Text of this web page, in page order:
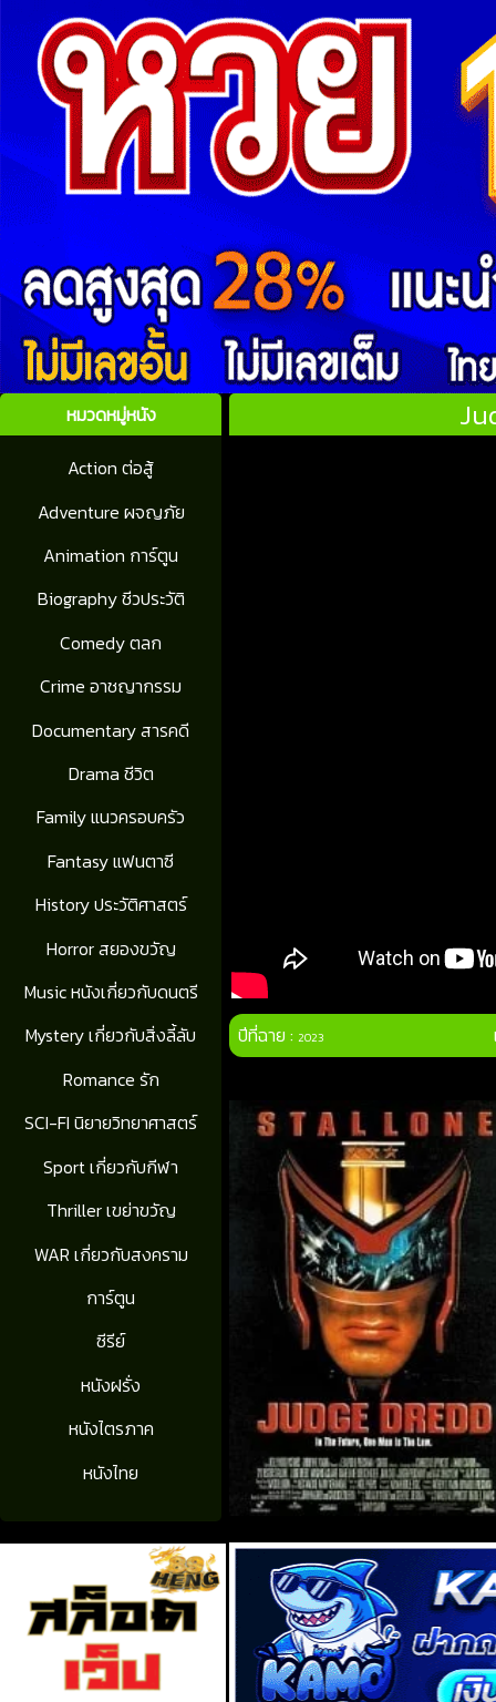
หมวดหมู่หนัง
Action ต่อสู้
Adventure ผจญภัย
Animation การ์ตูน
Biography ชีวประวัติ
Comedy ตลก
Crime อาชญากรรม
Documentary สารคดี
Drama ชีวิต
Family แนวครอบครัว
Fantasy แฟนตาซี
History ประวัติศาสตร์
Horror สยองขวัญ
Music หนังเกี่ยวกับดนตรี
Mystery เกี่ยวกับสิ่งลี้ลับ
Romance รัก
SCI-FI นิยายวิทยาศาสตร์
Sport เกี่ยวกับกีฬา
Thriller เขย่าขวัญ
WAR เกี่ยวกับสงคราม
การ์ตูน
ซีรีย์
หนังฝรั่ง
หนังไตรภาค
หนังไทย
ปีที่ฉาย :2023